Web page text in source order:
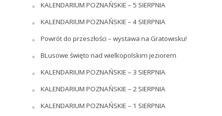
KALENDARIUM POZNAŃSKIE – 5 SIERPNIA
KALENDARIUM POZNAŃSKIE – 4 SIERPNIA
Powrót do przeszłości – wystawa na Gratowisku!
BLusowe święto nad wielkopolskim jeziorem
KALENDARIUM POZNAŃSKIE – 3 SIERPNIA
KALENDARIUM POZNAŃSKIE – 2 SIERPNIA
KALENDARIUM POZNAŃSKIE – 1 SIERPNIA